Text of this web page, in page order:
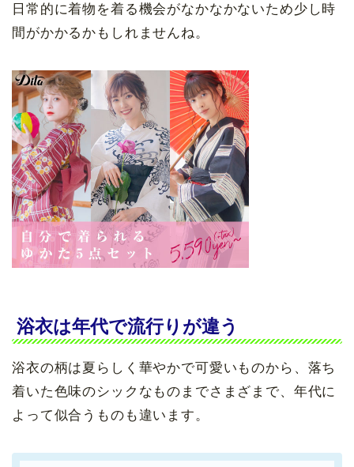
日常的に着物を着る機会がなかなかないため少し時
間がかかるかもしれませんね。
浴衣は年代で流行りが違う
浴衣の柄は夏らしく華やかで可愛いものから、落ち
着いた色味のシックなものまでさまざまで、年代に
よって似合うものも違います。